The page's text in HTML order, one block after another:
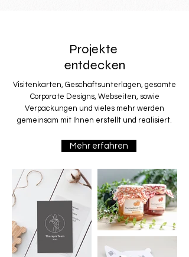
Projekte
entdecken
Visitenkarten, Geschäftsunterlagen, gesamte
Corporate Designs, Webseiten, sowie
Verpackungen und vieles mehr werden
gemeinsam mit Ihnen erstellt und realisiert.
Mehr erfahren